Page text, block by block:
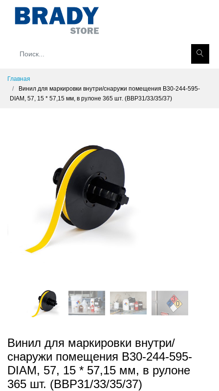
Главная
Винил для маркировки внутри/снаружи помещения B30-244-595-
DIAM, 57, 15 * 57,15 мм, в рулоне 365 шт. (BBP31/33/35/37)
Винил для маркировки внутри/
снаружи помещения B30-244-595-
DIAM, 57, 15 * 57,15 мм, в рулоне
365 шт. (BBP31/33/35/37)